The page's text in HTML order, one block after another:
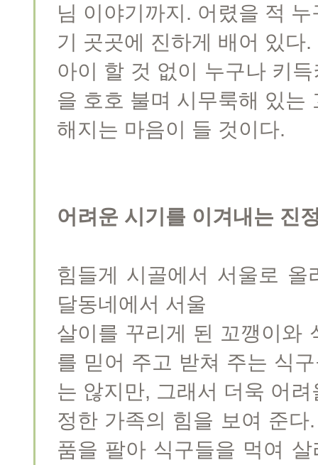
님 이야기까지. 어렸을 적
기 곳곳에 진하게 배어 있다
아이 할 것 없이 누구나 키
을 호호 불며 시무룩해 있는
해지는 마음이 들 것이다.
어려운 시기를 이겨내는 진
힘들게 시골에서 서울로
달동네에서 서울
살이를 꾸리게 된 꼬깽이와
를 믿어 주고 받쳐 주는 식
는 않지만, 그래서 더욱 어
정한 가족의 힘을 보여 준
품을 팔아 식구들을 먹여